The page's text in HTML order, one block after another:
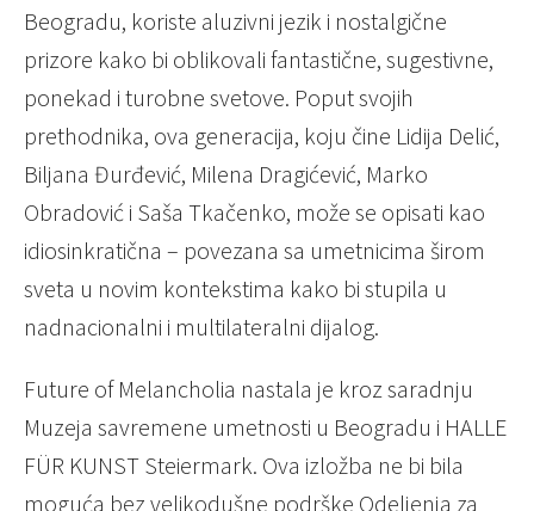
Beogradu, koriste aluzivni jezik i nostalgične
prizore kako bi oblikovali fantastične, sugestivne,
ponekad i turobne svetove. Poput svojih
prethodnika, ova generacija, koju čine Lidija Delić,
Biljana Đurđević, Milena Dragićević, Marko
Obradović i Saša Tkačenko, može se opisati kao
idiosinkratična – povezana sa umetnicima širom
sveta u novim kontekstima kako bi stupila u
nadnacionalni i multilateralni dijalog.
Future of Melancholia nastala je kroz saradnju
Muzeja savremene umetnosti u Beogradu i HALLE
FÜR KUNST Steiermark. Ova izložba ne bi bila
moguća bez velikodušne podrške Odeljenja za